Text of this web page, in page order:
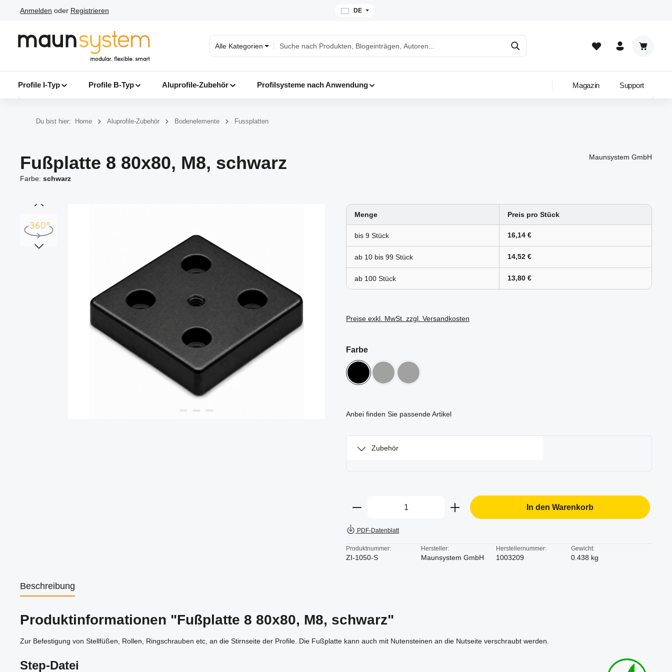
Hauptinhalt springen
Zur Suche springen
Zur Hauptnavigation springen
Anmelden oder Registrieren DE
Alle Kategorien
Profile I-Typ Profile B-Typ Aluprofile-Zubehör Profilsysteme nach Anwendung Magazin Support
Du bist hier: Home Aluprofile-Zubehör Bodenelemente Fussplatten
Fußplatte 8 80x80, M8, schwarz
Farbe: schwarz
Maunsystem GmbH
Menge Preis pro Stück
bis 9 16,14 €
ab 10 bis 99 14,52 €
ab 100 13,80 €
Preise exkl. MwSt. zzgl. Versandkosten
Farbeauswählen
schwarz verzinkt weißaluminium
Anbei finden Sie passende Artikel
Zubehör
Produkt Anzahl: Gib den gewünschten Wert ein oder
In den Warenkorb
PDF-Datenblatt
Produktnummer:
ZI-1050-S
Hersteller:
Maunsystem GmbH
Herstellernummer:
1003209
Gewicht:
0.438 kg
Beschreibung
Produktinformationen "Fußplatte 8 80x80, M8, schwarz"
Zur Befestigung von Stellfüßen, Rollen, Ringschrauben etc, an die Stirnseite der Profile. Die Fußplatte kann auch mit Nutensteinen an die Nutseite verschraubt werden.
Step-Datei